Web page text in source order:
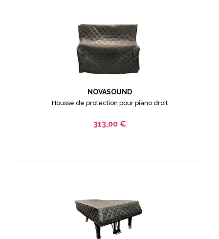
NOVASOUND
Housse de protection pour piano droit
313,00 €